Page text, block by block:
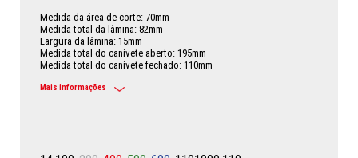
Medida da área de corte: 70mm
Medida total da lâmina: 82mm
Largura da lâmina: 15mm
Medida total do canivete aberto: 195mm
Medida total do canivete fechado: 110mm
Mais informações